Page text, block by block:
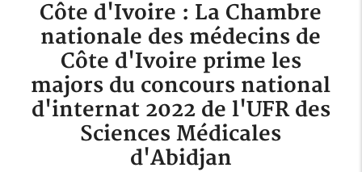
Côte d'Ivoire : La Chambre
nationale des médecins de
Côte d'Ivoire prime les
majors du concours national
d'internat 2022 de l'UFR des
Sciences Médicales
d'Abidjan